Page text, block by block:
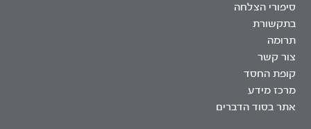
סיפורי הצלחה
בתקשורת
תרומה
צור קשר
קופת החסד
מרכז מידע
אתר בסוד הדברים